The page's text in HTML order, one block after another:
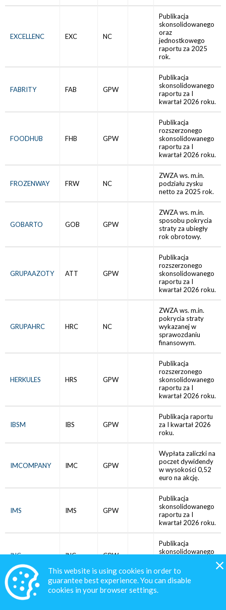
EXCELLENC EXC NC
Publikacja
skonsolidowanego
oraz
jednostkowego
raportu za 2025
rok.
FABRITY FAB GPW
Publikacja
skonsolidowanego
raportu za I
kwartał 2026 roku.
FOODHUB FHB GPW
Publikacja
rozszerzonego
skonsolidowanego
raportu za I
kwartał 2026 roku.
FROZENWAY FRW NC
ZWZA ws. m.in.
podziału zysku
netto za 2025 rok.
GOBARTO GOB GPW
ZWZA ws. m.in.
sposobu pokrycia
straty za ubiegły
rok obrotowy.
GRUPAAZOTY ATT GPW
Publikacja
rozszerzonego
skonsolidowanego
raportu za I
kwartał 2026 roku.
GRUPAHRC HRC NC
ZWZA ws. m.in.
pokrycia straty
wykazanej w
sprawozdaniu
finansowym.
HERKULES HRS GPW
Publikacja
rozszerzonego
skonsolidowanego
raportu za I
kwartał 2026 roku.
IBSM IBS GPW
Publikacja raportu
za I kwartał 2026
roku.
IMCOMPANY IMC GPW
Wypłata zaliczki na
poczet dywidendy
w wysokości 0,52
euro na akcję.
IMS IMS GPW
Publikacja
skonsolidowanego
raportu za I
kwartał 2026 roku.
INC INC GPW
Publikacja
skonsolidowanego
kwartał 2026 roku.
INTERCARS CAR GPW
This website is using cookies in order to
guarantee best experience. You can disable
cookies in your browser settings.